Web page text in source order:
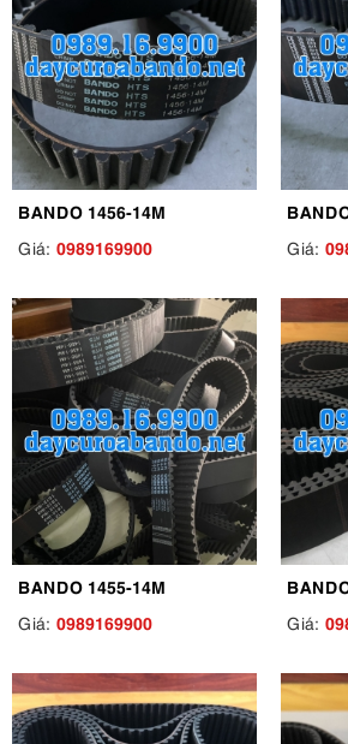
BANDO 1456-14M
Giá: 0989169900 Giá:
BANDO 1455-14M
Giá: 0989169900 Giá: